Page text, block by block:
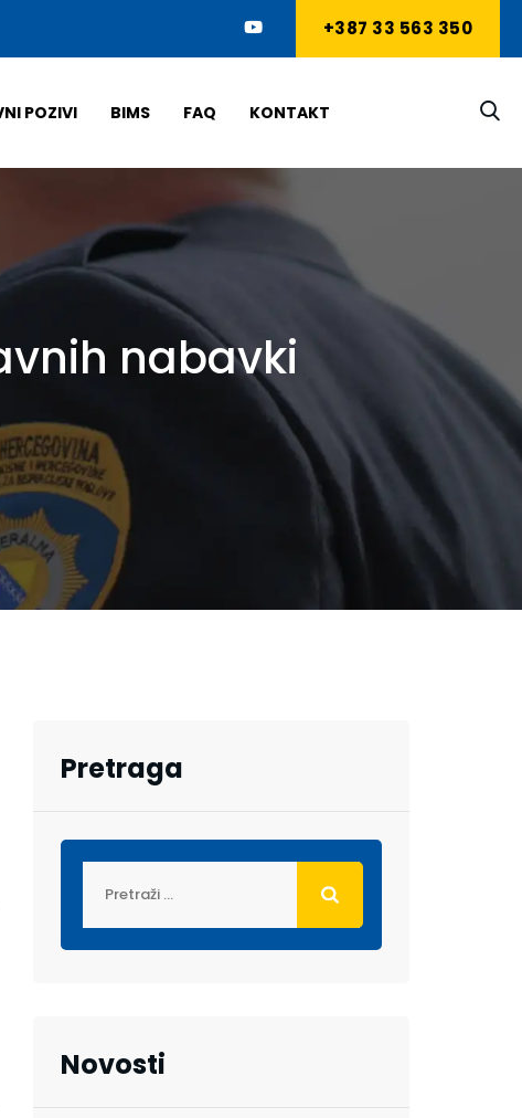
+387 33 563 350
POZIVI BIMS FAQ KONTAKT
nabavki
Pretraga
Novosti